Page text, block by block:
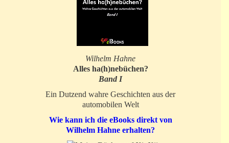
Wilhelm Hahne
Alles ha(h)nebüchen?
Band I
Ein Dutzend wahre Geschichten aus der
automobilen Welt
Wie kann ich die eBooks direkt von
Wilhelm Hahne erhalten?